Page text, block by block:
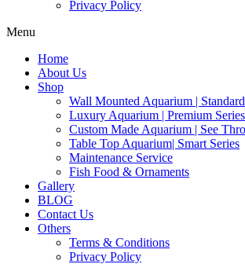
Privacy Policy
Menu
Home
About Us
Shop
Wall Mounted Aquarium |
Luxury Aquarium | Premium Series
Custom Made Aquarium | See
Table Top Aquarium| Smart Series
Maintenance Service
Fish Food & Ornaments
Gallery
BLOG
Contact Us
Others
Terms & Conditions
Privacy Policy